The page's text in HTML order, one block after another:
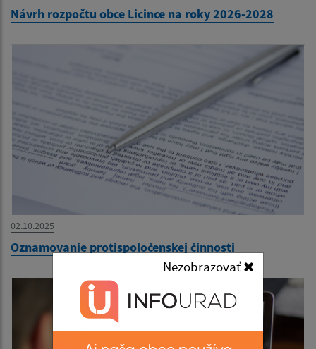
Nezobrazovať
Návrh rozpočtu obce Licince na roky 2026-2028
02.10.2025
Oznamovanie protispoločenskej činnosti